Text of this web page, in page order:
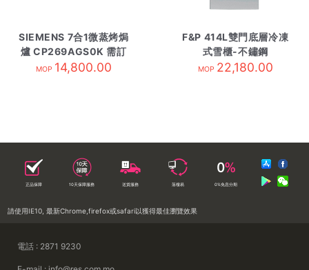
SIEMENS 7合1微蒸烤焗
爐 CP269AGS0K 需訂
貨
MOP 14,800.00
F&P 414L雙門底層冷凍
式雪櫃-不鏽鋼
E402BRXFD4 需訂貨
MOP 22,180.00
正品保障 10天保障服務 送貨服務 落樓易 0%免息分期
請使用IE10, 最新Chrome,firefox或safari以獲得最佳瀏覽效果
電話 : 2871 9230